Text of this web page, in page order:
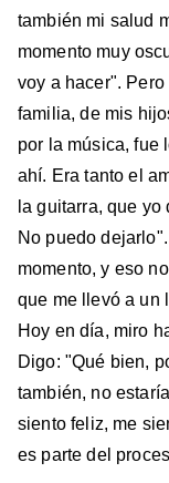
también mi salud
momento muy
voy a hacer".
familia, de mis
por la música, fue
ahí. Era tanto el
la guitarra, que
No puedo
momento, y eso
que me llevó a un
Hoy en día, miro
Digo: "Qué bien,
también, no
siento feliz, me
es parte del